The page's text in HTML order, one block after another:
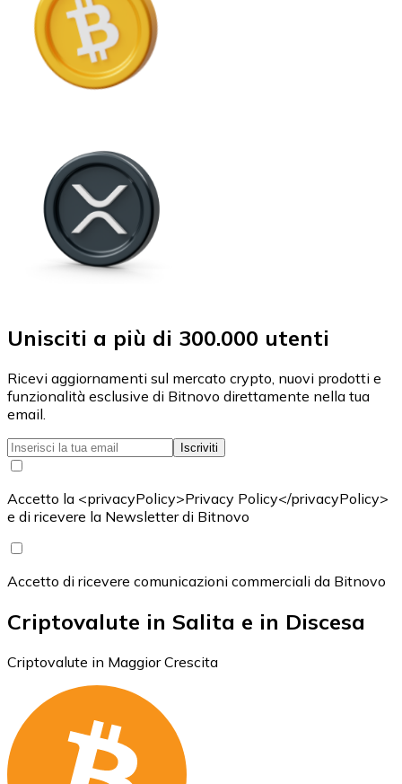
Unisciti a più di 300.000 utenti
Ricevi aggiornamenti sul mercato crypto, nuovi prodotti e
funzionalità esclusive di Bitnovo direttamente nella tua
email.
Iscriviti
Accetto la <privacyPolicy>Privacy Policy</privacyPolicy>
e di ricevere la Newsletter di Bitnovo
Accetto di ricevere comunicazioni commerciali da Bitnovo
Criptovalute in Salita e in Discesa
Criptovalute in Maggior Crescita